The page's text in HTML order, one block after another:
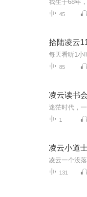
45
拾陆凌云
每天看听1小
85
凌云读书会
1
凌云小道
131